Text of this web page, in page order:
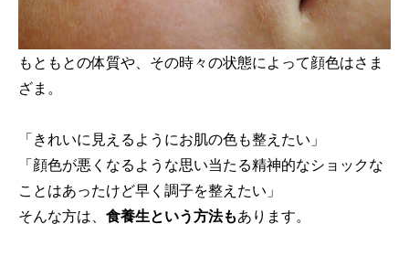
もともとの体質や、その時々の状態によって顔色はさま
ざま。
「きれいに見えるようにお肌の色も整えたい」
「顔色が悪くなるような思い当たる精神的なショックな
ことはあったけど早く調子を整えたい」
そんな方は、 食養生という方法もあります。